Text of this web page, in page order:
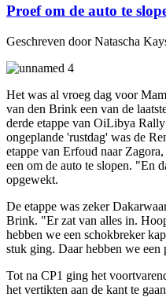
Proef om de auto te
Geschreven door Natascha
Het was al vroeg dag voor
van den Brink een van de
derde etappe van OiLibya
ongeplande 'rustdag' was de
etappe van Erfoud naar
een om de auto te slopen. "En
opgewekt.
De etappe was zeker
Brink. "Er zat van alles in.
hebben we een schokbreker
stuk ging. Daar hebben we een
Tot na CP1 ging het
het vertikten aan de kant te